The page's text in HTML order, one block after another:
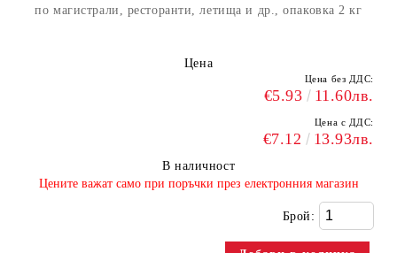
по магистрали, ресторанти, летища и др., опаковка 2 кг
Цена
Цена без ДДС:
€5.93 11.60лв.
Цена с ДДС:
€7.12 13.93лв.
В наличност
​Цените важат само при поръчки през електронния магазин
Брой: